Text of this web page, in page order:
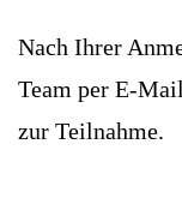
Nach Ihrer
Team per E-
zur Teilnahme.